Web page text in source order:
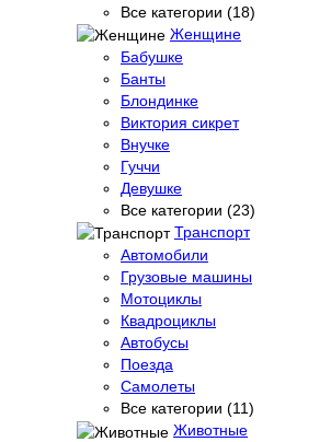
Все категории (18)
Женщине
Бабушке
Банты
Блондинке
Виктория сикрет
Внучке
Гуччи
Девушке
Все категории (23)
Транспорт
Автомобили
Грузовые машины
Мотоциклы
Квадроциклы
Автобусы
Поезда
Самолеты
Все категории (11)
Животные